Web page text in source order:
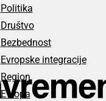
Politika
Društvo
Bezbednost
Evropske integracije
Region
Evropa